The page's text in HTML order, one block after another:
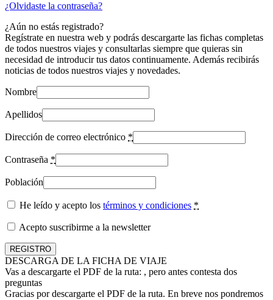
¿Olvidaste la contraseña?
¿Aún no estás registrado?
Regístrate en nuestra web y podrás descargarte las fichas completas
de todos nuestros viajes y consultarlas siempre que quieras sin
necesidad de introducir tus datos continuamente. Además recibirás
noticias de todos nuestros viajes y novedades.
Nombre
Apellidos
Dirección de correo electrónico *
Contraseña *
Población
He leído y acepto los términos y condiciones *
Acepto suscribirme a la newsletter
DESCARGA DE LA FICHA DE VIAJE
Vas a descargarte el PDF de la ruta: , pero antes contesta dos
preguntas
Gracias por descargarte el PDF de la ruta. En breve nos pondremos